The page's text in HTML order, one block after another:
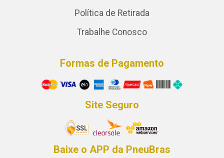
Política de Retirada
Trabalhe Conosco
Formas de Pagamento
Site Seguro
Baixe o APP da PneuBras